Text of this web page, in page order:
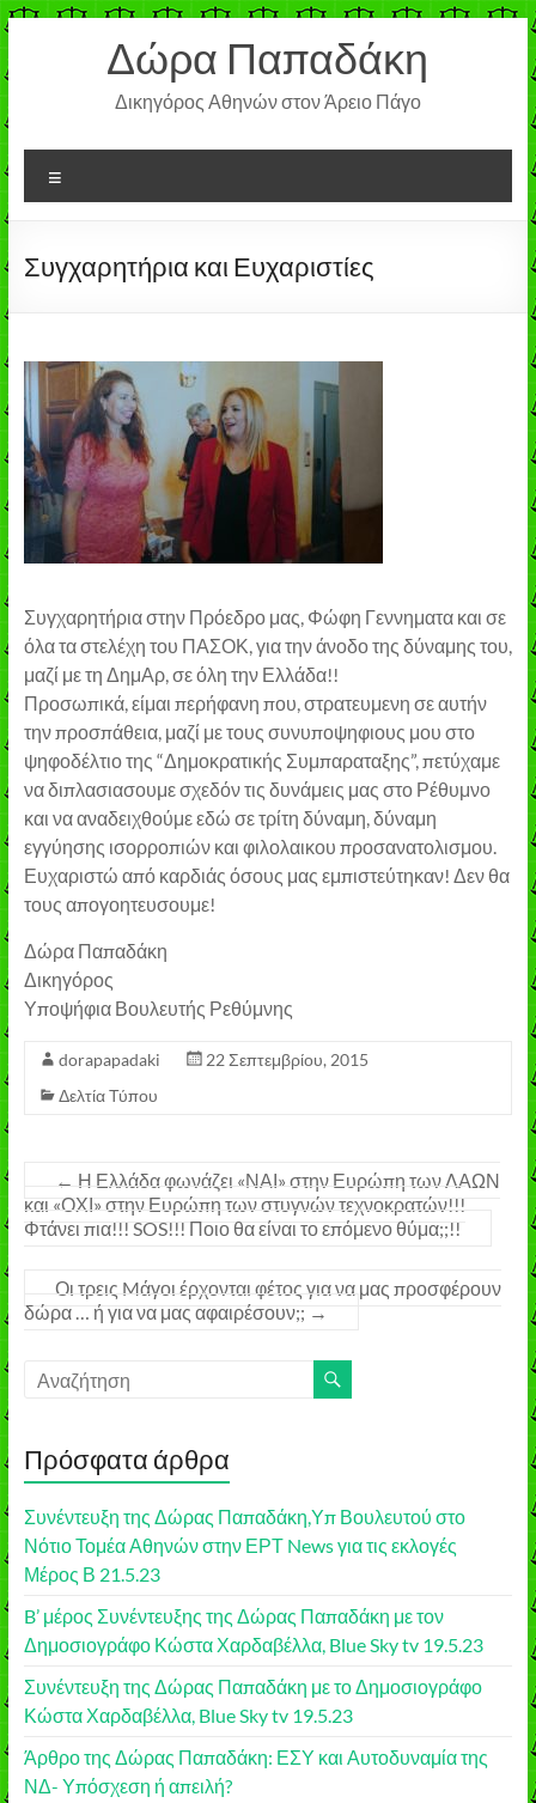
Μετάβαση
περιεχόμενοΔώρα Παπαδάκη
Δικηγόρος Αθηνών στον Άρειο Πάγο
Συγχαρητήρια και Ευχαριστίες
Συγχαρητήρια στην Πρόεδρο μας, Φώφη Γεννηματα και σε
όλα τα στελέχη του ΠΑΣΟΚ, για την άνοδο της δύναμης του,
μαζί με τη ΔημΑρ, σε όλη την Ελλάδα!!
Προσωπικά, είμαι περήφανη που, στρατευμενη σε αυτήν
την προσπάθεια, μαζί με τους συνυποψηφιους μου στο
ψηφοδέλτιο της “Δημοκρατικής Συμπαραταξης”, πετύχαμε
να διπλασιασουμε σχεδόν τις δυνάμεις μας στο Ρέθυμνο
και να αναδειχθούμε εδώ σε τρίτη δύναμη, δύναμη
εγγύησης ισορροπιών και φιλολαικου προσανατολισμου.
Ευχαριστώ από καρδιάς όσους μας εμπιστεύτηκαν! Δεν θα
τους απογοητευσουμε!
Δώρα Παπαδάκη
Δικηγόρος
Υποψήφια Βουλευτής Ρεθύμνης
dorapapadaki
22 Σεπτεμβρίου, 2015
Δελτία Τύπου
← Η Ελλάδα φωνάζει «ΝΑΙ» στην Ευρώπη των ΛΑΩΝ
και «ΟΧΙ» στην Ευρώπη των στυγνών τεχνοκρατών!!!
Φτάνει πια!!! SOS!!! Ποιο θα είναι το επόμενο θύμα;;!!
Οι τρεις Mάγοι έρχονται φέτος για να μας προσφέρουν
δώρα … ή για να μας αφαιρέσουν;; →
Πρόσφατα άρθρα
Συνέντευξη της Δώρας Παπαδάκη,Υπ Βουλευτού στο
Νότιο Τομέα Αθηνών στην ΕΡΤ News για τις εκλογές
Μέρος Β 21.5.23
B’ μέρος Συνέντευξης της Δώρας Παπαδάκη με τον
Δημοσιογράφο Κώστα Χαρδαβέλλα, Blue Sky tv 19.5.23
Συνέντευξη της Δώρας Παπαδάκη με το Δημοσιογράφο
Κώστα Χαρδαβέλλα, Blue Sky tv 19.5.23
Άρθρο της Δώρας Παπαδάκη: ΕΣΥ και Αυτοδυναμία της
ΝΔ- Υπόσχεση ή απειλή?